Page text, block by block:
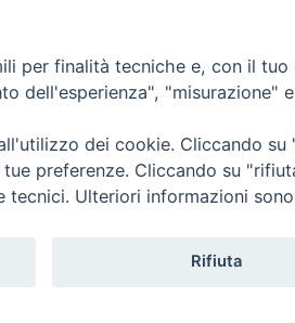
Privacy Policy Cookie Policy
Editrice
per finalità tecniche e, con il
dell'esperienza",
dei cookie. Cliccando
preferenze. Cliccando su
tecnici. Ulteriori informazioni
Rifiuta